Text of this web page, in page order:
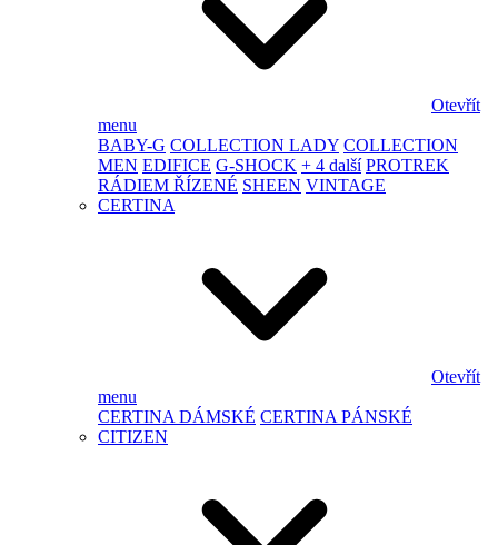
Otevřít
menu
BABY-G COLLECTION LADY COLLECTION
MEN EDIFICE G-SHOCK + 4 další PROTREK
RÁDIEM ŘÍZENÉ SHEEN VINTAGE
CERTINA
Otevřít
menu
CERTINA DÁMSKÉ CERTINA PÁNSKÉ
CITIZEN